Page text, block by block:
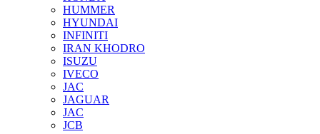
HUMMER
HYUNDAI
INFINITI
IRAN KHODRO
ISUZU
IVECO
JAC
JAGUAR
JAС
JCB